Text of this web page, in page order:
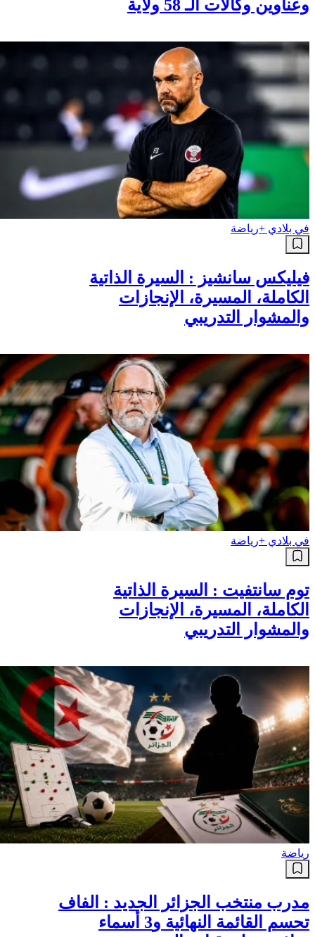
وعناوين وكالات الـ 58 ولاية
في بلادي + رياضة
فيليكس سانشيز : السيرة الذاتية
والمشوار التدريبي
في بلادي +
توم سانتفيت : السيرة الذاتية
والمشوار التدريبي